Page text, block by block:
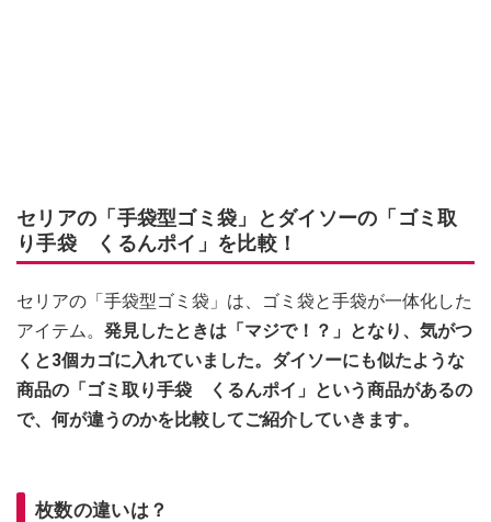
セリアの「手袋型ゴミ袋」とダイソーの「ゴミ取
り手袋 くるんポイ」を比較！
セリアの「手袋型ゴミ袋」は、ゴミ袋と手袋が一体化した
アイテム。 発見したときは「マジで！？」となり、気がつ
くと3個カゴに入れていました。ダイソーにも似たような
商品の「ゴミ取り手袋 くるんポイ」という商品があるの
で、何が違うのかを比較してご紹介していきます。
枚数の違いは？